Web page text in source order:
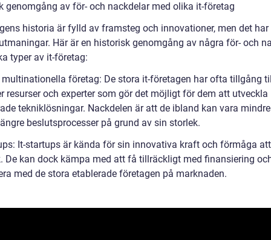
genomgång av för- och nackdelar med olika it-företag
historia är fylld av framsteg och innovationer, men det har
Här är en historisk genomgång av några för- och
typer av it-företag:
multinationella företag: De stora it-företagen har ofta tillgång
resurser och experter som gör det möjligt för dem att utveckla
tekniklösningar. Nackdelen är att de ibland kan vara
beslutsprocesser på grund av sin storlek.
It-startups är kända för sin innovativa kraft och förmåga
De kan dock kämpa med att få tillräckligt med finansiering
med de stora etablerade företagen på marknaden.